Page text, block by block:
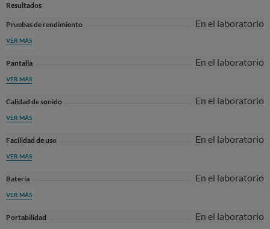
Resultados
Pruebas de rendimiento En el laboratorio
VER MÁS
Pantalla En el laboratorio
VER MÁS
Calidad de sonido En el laboratorio
VER MÁS
Facilidad de uso En el laboratorio
VER MÁS
Batería En el laboratorio
VER MÁS
Portabilidad En el laboratorio